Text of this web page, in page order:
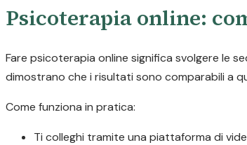
Psicoterapia online:
Fare psicoterapia online significa svolgere le
dimostrano che i risultati sono comparabili a
Come funziona in pratica:
Ti colleghi tramite una piattaforma di